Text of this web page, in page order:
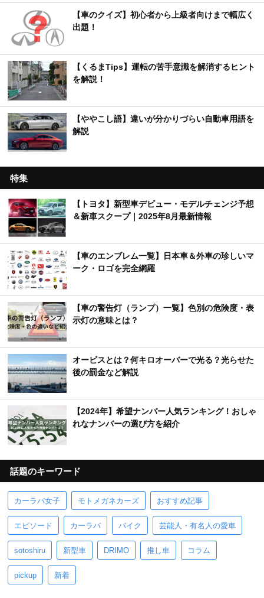
【車のクイズ】初心者から上級者向けまで幅広く
出題！
【くるまTips】運転の苦手意識を解消するヒント
を解説！
【ややこし語】違いが分かりづらい自動車用語を
解説
特集
【トヨタ】新型車デビュー・モデルチェンジ予想
＆新車スクープ｜2025年8月最新情報
【車のエンブレム一覧】日本車＆外車の珍しいマ
ーク・ロゴを完全網羅
【車の警告灯（ランプ）一覧】色別の危険度・表
示灯の意味とは？
オービスとは？何キロオーバーで光る？光らせた
後の罰金など解説
【2024年】希望ナンバー人気ランキング！おしゃ
れなナンバーの選び方を紹介
話題のキーワード
カーラバ女子 モトメガネカーズ おすすめ記事
エピソード カーラバ バイク 芸能人・有名人の愛車
sotoshiru 新型車 DRIMO 推し車 コラム
pickup 新着